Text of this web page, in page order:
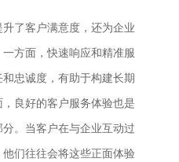
了客户满意度，还为企业
方面，快速响应和精准服
忠诚度，有助于构建长期
良好的客户服务体验也是
。当客户在与企业互动过
们往往会将这些正面体验